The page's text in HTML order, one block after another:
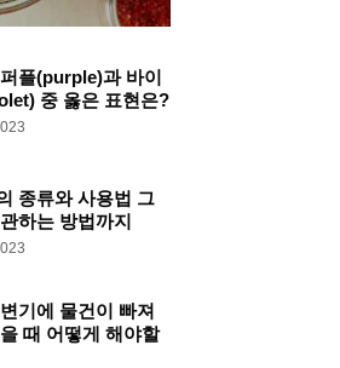
플(purple)과 바이
중 옳은 표현은?
종류와 사용법 그
하는 방법까지
기에 물건이 빠져
때 어떻게 해야할